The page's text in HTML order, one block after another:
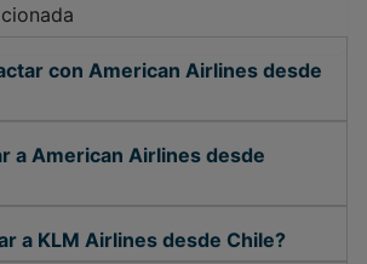
con American Airlines desde
a American Airlines desde
a KLM Airlines desde Chile?